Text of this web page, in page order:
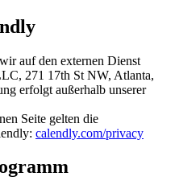
auf den externen Dienst
271 17th St NW, Atlanta,
erfolgt außerhalb unserer
Seite gelten die
calendly.com/privacy